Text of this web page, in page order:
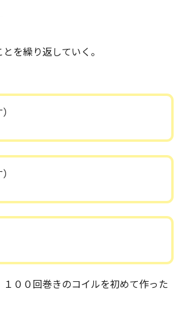
を繰り返していく。
００回巻きのコイルを初めて作った